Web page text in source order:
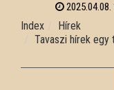
2025.04.08.
Index
Hírek
Tavaszi hírek egy